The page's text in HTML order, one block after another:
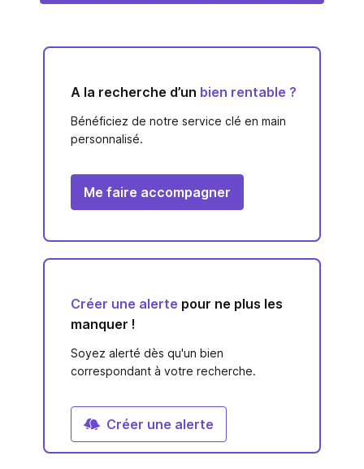
A la recherche d’un bien rentable ?
Bénéficiez de notre service clé en main
personnalisé.
Me faire accompagner
Créer une alerte pour ne plus les
manquer !
Soyez alerté dès qu'un bien
correspondant à votre recherche.
Créer une alerte